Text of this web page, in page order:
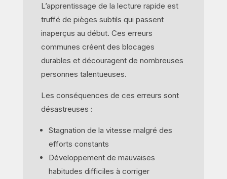
L’apprentissage de la lecture rapide est
truffé de pièges subtils qui passent
inaperçus au début. Ces erreurs
communes créent des blocages
durables et découragent de nombreuses
personnes talentueuses.
Les conséquences de ces erreurs sont
désastreuses :
Stagnation de la vitesse malgré des
efforts constants
Développement de mauvaises
habitudes difficiles à corriger